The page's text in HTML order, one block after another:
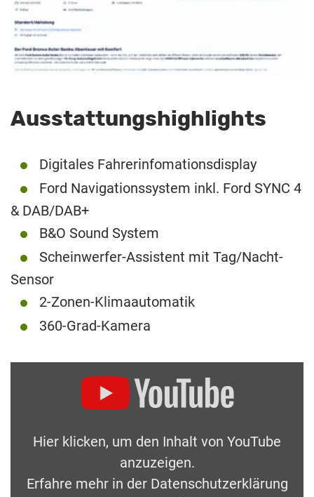
Ausstattungshighlights
Digitales Fahrerinfomationsdisplay
Ford Navigationssystem inkl. Ford SYNC 4
& DAB/DAB+
B&O Sound System
Scheinwerfer-Assistent mit Tag/Nacht-
Sensor
2-Zonen-Klimaautomatik
360-Grad-Kamera
Hier klicken, um den Inhalt von YouTube
anzuzeigen.
Erfahre mehr in der Datenschutzerklärung